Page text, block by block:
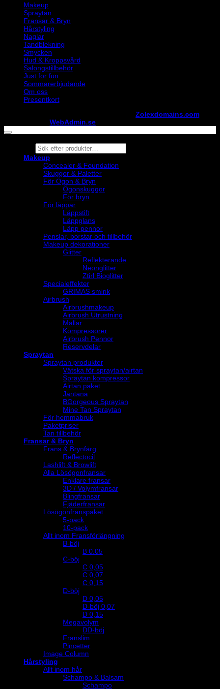
Makeup
Spraytan
Fransar & Bryn
Hårstyling
Naglar
Tandblekning
Smycken
Hud & Kroppsvård
Salongstillbehör
Just for fun
Sommarerbjudande
Om oss
Presentkort
Zolexdomains.com
WebAdmin.se
Products
search
Makeup
Concealer & Foundation
Skuggor & Paletter
För Ögon & Bryn
Ögonskuggor
För bryn
För läppar
Läppstift
Läppglans
Läpp pennor
Penslar, borstar och tillbehör
Makeup dekorationer
Glitter
Reflekterande
Neonglitter
Ztirl Bioglitter
Specialeffekter
GRIMAS smink
Airbrush
Airbrushmakeup
Airbrush Utrustning
Mallar
Kompressorer
Airbrush Pennor
Reservdelar
Spraytan
Spraytan produkter
Vätska för spraytan/airtan
Spraytan kompressor
Airtan paket
Jantana
BGorgeous Spraytan
Mine Tan Spraytan
För hemmabruk
Paketpriser
Tan tillbehör
Fransar & Bryn
Frans & Brynfärg
Reflectocil
Lashlift & Browlift
Alla Lösögonfransar
Enklare fransar
3D / Volymfransar
Blingfransar
Fjäderfransar
Lösögonfranspaket
5-pack
10-pack
Allt inom Fransförlängning
B-böj
B 0.05
C-böj
C 0,05
C 0,07
C 0,15
D-böj
D 0,05
D-böj 0,07
D 0,15
Megavolym
DD-böj
Franslim
Pincetter
Image Column
Hårstyling
Allt inom hår
Schampo & Balsam
Schampo